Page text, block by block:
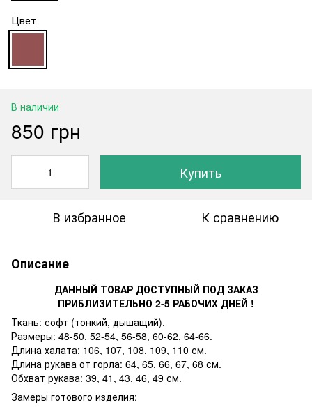
Цвет
В наличии
850 грн
Купить
В избранное К сравнению
Описание
ДАННЫЙ ТОВАР ДОСТУПНЫЙ ПОД ЗАКАЗ
ПРИБЛИЗИТЕЛЬНО 2-5 РАБОЧИХ ДНЕЙ !
Ткань: софт (тонкий, дышащий).
Размеры: 48-50, 52-54, 56-58, 60-62, 64-66.
Длина халата: 106, 107, 108, 109, 110 см.
Длина рукава от горла: 64, 65, 66, 67, 68 см.
Обхват рукава: 39, 41, 43, 46, 49 см.
Замеры готового изделия: